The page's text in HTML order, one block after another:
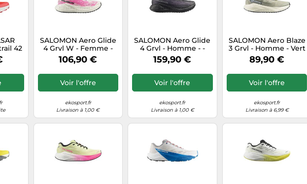
42
SALOMON Aero Glide
4 Grvl W - Femme -
Rose / Blanc - taille
40- modèle 2026
106,90 €
Voir l'offre
ekosport.fr
Livraison à 1,00 €
SALOMON Aero Glide
4 Grvl - Homme - -
taille 42 2/3- modèle
2026
159,90 €
Voir l'offre
ekosport.fr
Livraison à 1,00 €
SALOMON Aero Blaze
3 Grvl - Homme - Vert
- taille 42- modèle
2026
89,90 €
Voir l'offre
ekosport.fr
Livraison à 6,99 €